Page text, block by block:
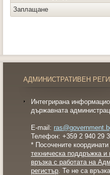
Заплащане
АДМИНИСТРАТИВЕН
Интегрирана
държавната
E-mail:
Телефон: +359 2 940 29
* Посочените
техническа поддръжка и
връзка с работата на
регистър. Те не са